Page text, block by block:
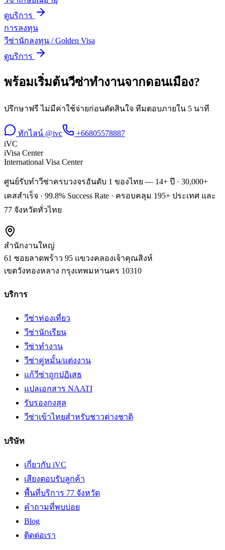
ดูบริการ
การลงทุน
วีซ่านักลงทุน / Golden Visa
ดูบริการ
พร้อมเริ่มต้นวีซ่าทำงานจากดอนเมือง?
ปรึกษาฟรี ไม่มีค่าใช้จ่ายก่อนตัดสินใจ ทีมตอบภายใน 5 นาที
ทักไลน์ @ivc
+66805578887
iVC
iVisa Center
International Visa Center
ศูนย์รับทำวีซ่าครบวงจรอันดับ 1 ของไทย — 14+ ปี · 30,000+
เคสสำเร็จ · 99.8% Success Rate · ครอบคลุม 195+ ประเทศ และ
77 จังหวัดทั่วไทย
สำนักงานใหญ่
61 ซอยลาดพร้าว 95 แขวงคลองเจ้าคุณสิงห์
เขตวังทองหลาง กรุงเทพมหานคร 10310
บริการ
วีซ่าท่องเที่ยว
วีซ่านักเรียน
วีซ่าทำงาน
วีซ่าคู่หมั้น/แต่งงาน
แก้วีซ่าถูกปฏิเสธ
แปลเอกสาร NAATI
รับรองกงสุล
วีซ่าเข้าไทยสำหรับชาวต่างชาติ
บริษัท
เกี่ยวกับ iVC
เสียงตอบรับลูกค้า
พื้นที่บริการ 77 จังหวัด
คำถามที่พบบ่อย
Blog
ติดต่อเรา